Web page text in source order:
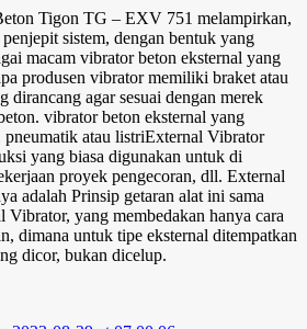
Tigon TG – EXV 751 melampirkan,
sistem, dengan bentuk yang
macam vibrator beton eksternal yang
produsen vibrator memiliki braket atau
dirancang agar sesuai dengan merek
vibrator beton eksternal yang
atau listriExternal Vibrator
yang biasa digunakan untuk di
proyek pengecoran, dll. External
adalah Prinsip getaran alat ini sama
Vibrator, yang membedakan hanya cara
dimana untuk tipe eksternal ditempatkan
dicor, bukan dicelup.